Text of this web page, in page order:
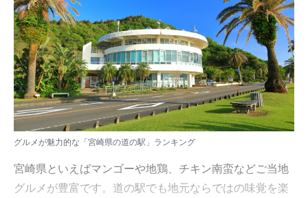
グルメが魅力的な「宮崎県の道の駅」ランキング
宮崎県といえばマンゴーや地鶏、チキン南蛮などご当地
グルメが豊富です。道の駅でも地元ならではの味覚を楽